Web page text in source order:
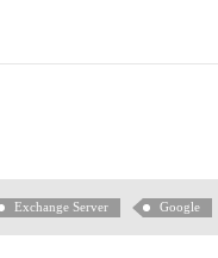
Exchange Server Google